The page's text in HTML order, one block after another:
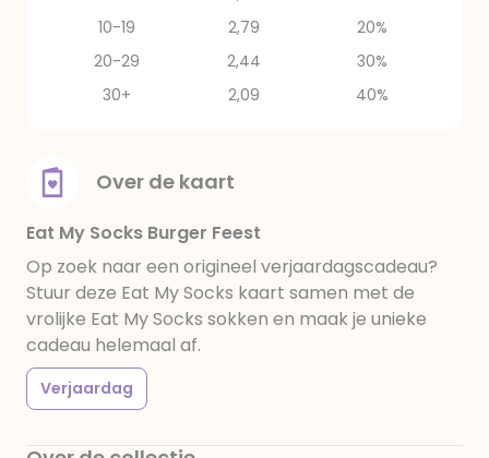
10-19
2,79
20%
20-29
2,44
30%
30+
2,09 40%
Over de kaart
Eat My Socks Burger Feest
Op zoek naar een origineel verjaardagscadeau?
Stuur deze Eat My Socks kaart samen met de
vrolijke Eat My Socks sokken en maak je unieke
cadeau helemaal af.
Verjaardag